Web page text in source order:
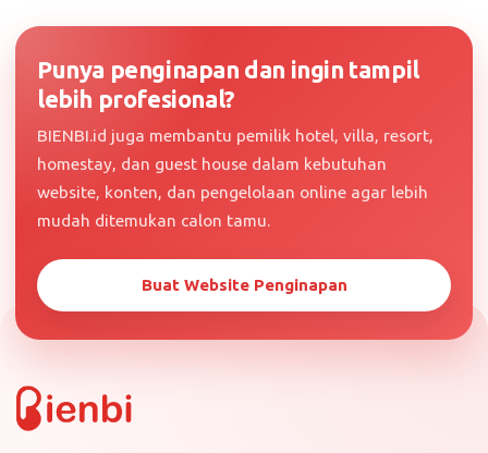
Punya penginapan dan ingin tampil
lebih profesional?
BIENBI.id juga membantu pemilik hotel, villa, resort,
homestay, dan guest house dalam kebutuhan
website, konten, dan pengelolaan online agar lebih
mudah ditemukan calon tamu.
Buat Website Penginapan